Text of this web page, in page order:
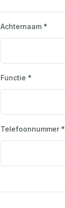
Achternaam *
Functie *
Telefoonnummer *